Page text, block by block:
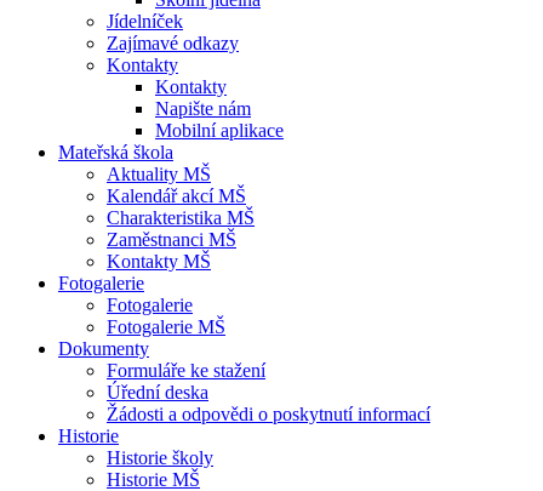
Jídelníček
Zajímavé odkazy
Kontakty
Kontakty
Napište nám
Mobilní aplikace
Mateřská škola
Aktuality MŠ
Kalendář akcí MŠ
Charakteristika MŠ
Zaměstnanci MŠ
Kontakty MŠ
Fotogalerie
Fotogalerie
Fotogalerie MŠ
Dokumenty
Formuláře ke stažení
Úřední deska
Žádosti a odpovědi o poskytnutí informací
Historie
Historie školy
Historie MŠ